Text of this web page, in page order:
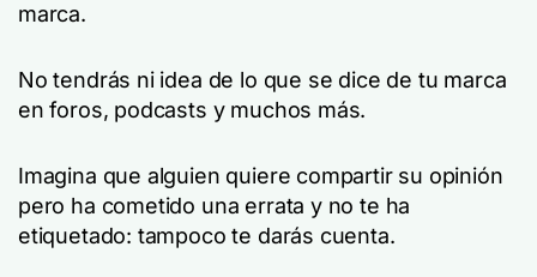
marca.
No tendrás ni idea de lo que se dice de tu marca
en foros, podcasts y muchos más.
Imagina que alguien quiere compartir su opinión
pero ha cometido una errata y no te ha
etiquetado: tampoco te darás cuenta.